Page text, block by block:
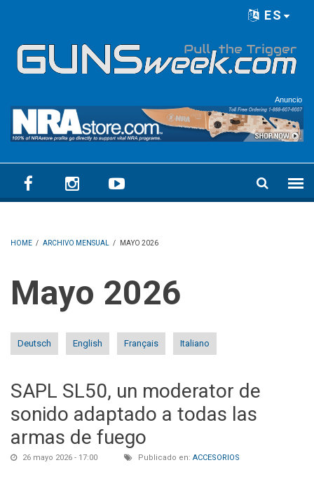
ES
Anuncio
HOME / ARCHIVO MENSUAL / MAYO 2026
mayo 2026
Deutsch English Français Italiano
SAPL SL50, un moderator de
sonido adaptado a todas las
armas de fuego
26 mayo 2026 - 17:00 Publicado en: ACCESORIOS